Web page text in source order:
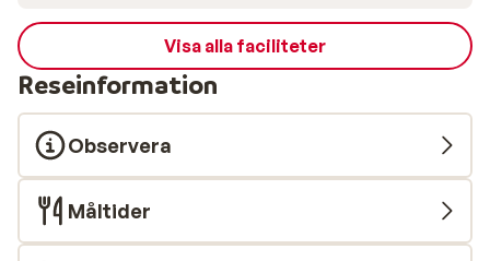
Visa alla faciliteter
Reseinformation
Observera
Måltider